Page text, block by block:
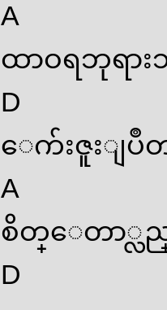
A
ထာဝရဘုရာ
D
ေက်းဇူးျ
A
စိတ္ေတာ္လည္
D